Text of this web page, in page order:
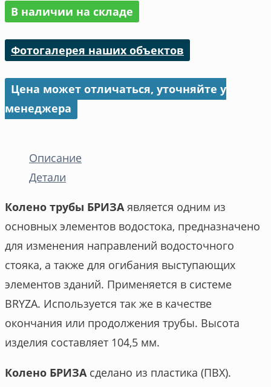
В наличии на складе
Фотогалерея наших объектов
Цена может отличаться, уточняйте у
менеджера
Описание
Детали
Колено трубы БРИЗАявляется одним из
основных элементов водостока, предназначено
для изменения направлений водосточного
стояка, а также для огибания выступающих
элементов зданий. Применяется в системе
BRYZA. Используется так же в качестве
окончания или продолжения трубы. Высота
изделия составляет 104,5 мм.
Колено БРИЗА сделано из пластика (ПВХ).